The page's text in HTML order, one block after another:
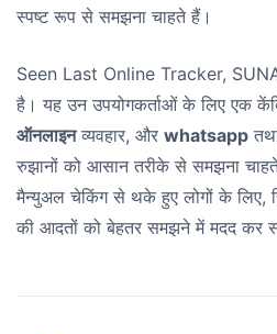
स्पष्ट रूप से समझना चाहते हैं।
Seen Last Online Tracker, SUNA
है। यह उन उपयोगकर्ताओं के लिए एक
ऑनलाइनव्यवहार, और whatsapp
रुझानों को आसान तरीके से समझना चाहते
मैन्युअल चेकिंग से थके हुए लोगों के लिए,
की आदतों को बेहतर समझने में मदद कर